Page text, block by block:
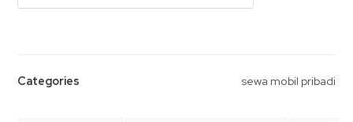
Categories sewa mobil pribadi